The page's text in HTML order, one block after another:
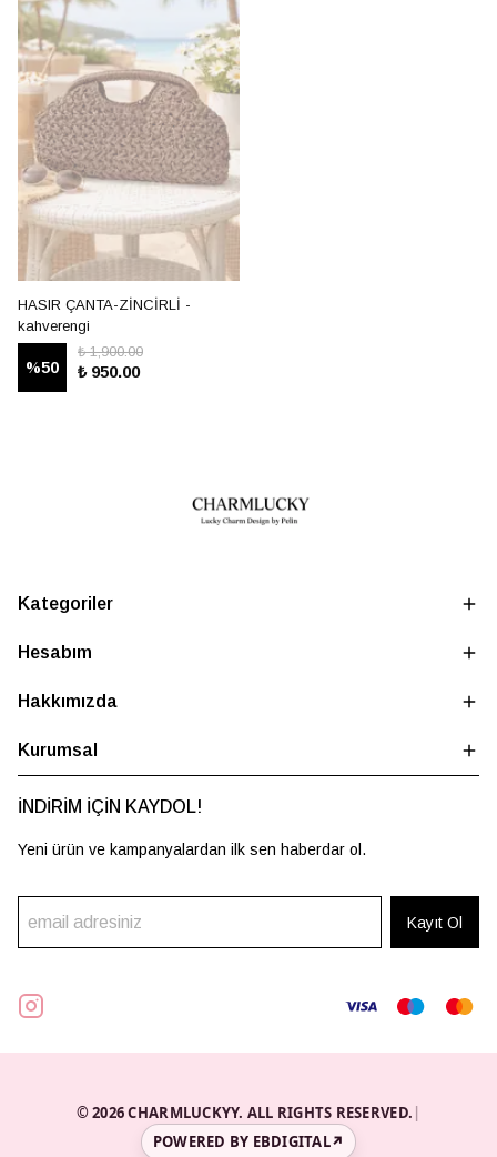
HASIR ÇANTA-ZİNCİRLİ -
kahverengi
%50
₺ 1,900.00
₺ 950.00
Kategoriler
Hesabım
Hakkımızda
Kurumsal
İNDİRİM İÇİN KAYDOL!
Yeni ürün ve kampanyalardan ilk sen haberdar ol.
Kayıt Ol
© 2026 CHARMLUCKYY. ALL RIGHTS RESERVED. |
POWERED BY EBDIGITAL↗